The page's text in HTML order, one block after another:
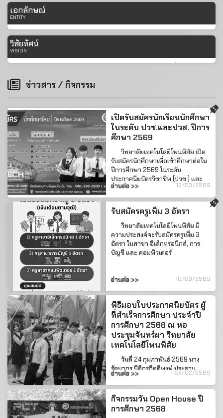
ฝีมือดี วิขาเด่น
เอกลักษณ์
ENTITY
วิสัยทัศน์
VISION
คุณลักษณะที่พึ่งประสงค์ มีการบริการและจัดการเรียนการสอนที่เป็นระบบ มี
ประสิทธิภาพ และส่งเสริมการสร้างสังคมแห่งการเรียนรู้
ข่าวสาร / กิจกรรม
เปิดรับสมัครนักเรียนนักศึกษา
ในระดับ ปวช.และปวส. ปีการ
ศึกษา 2569
วิทยาลัยเทคโนโลยีโพนพิสัย เปิด
รับสมัครนักศึกษาเพื่อเข้าศึกษาต่อใน
ปีการศึกษา 2569 ในระดับ
ประกาศนียบัตรวิชาชีพ (ปวช.) และ
ประกาศนียบัตรวิชาชีพชั้นสูง (...
อ่านต่อ >> 12/03/2569
รับสมัครครูเพิ่ม 3 อัตรา
วิทยาลัยเทคโนโลยีโพนพิสัย มี
ความประสงค์จะรับสมัครครูเพิ่ม 3
อัตรา ในสาขา อิเล็กทรอนิกส์, การ
บัญชี และ คอมพิวเตอร์
อ่านต่อ >> 10/03/2569
พิธีมอบใบประกาศนียบัตร ผู้
ที่สำเร็จการศึกษา ประจำปี
การศึกษา 2568 ณ หอ
ประชุมจันทร์ผา วิทยาลัย
เทคโนโลยีโพนพิสัย
วันที่ 24 กุมภาพันธ์ 2569 นาง
รัตนากร นิติกรกิตติพงษ์ ประธาน
บริหารวิทยาลัยเทคโนโลยีโพนพิสัย
นางสาวณิช...
อ่านต่อ >> 24/02/2569
กิจกรรมวัน Open House ปี
การศึกษา 2568